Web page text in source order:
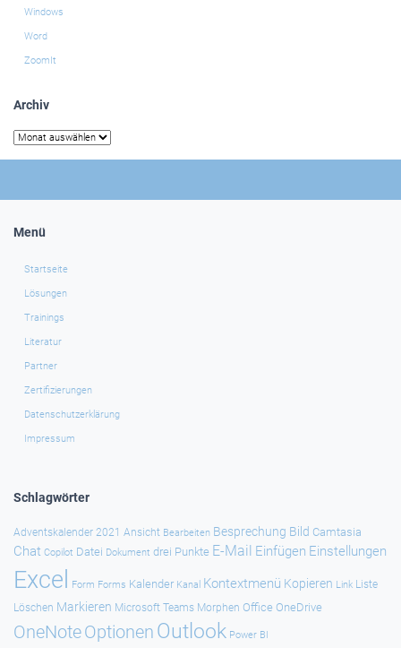
Windows
Word
ZoomIt
Archiv
Archiv
Menü
Startseite
Lösungen
Trainings
Literatur
Partner
Zertifizierungen
Datenschutzerklärung
Impressum
Schlagwörter
Adventskalender 2021 Ansicht Bearbeiten Besprechung Bild Camtasia
Chat Copilot Datei Dokument drei Punkte E-Mail Einfügen Einstellungen
Excel Form Forms Kalender Kanal Kontextmenü Kopieren Link Liste
Löschen Markieren Microsoft Teams Morphen Office OneDrive
OneNoteOptionen Outlook Power BI